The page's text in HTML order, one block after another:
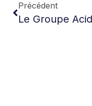
Précédent